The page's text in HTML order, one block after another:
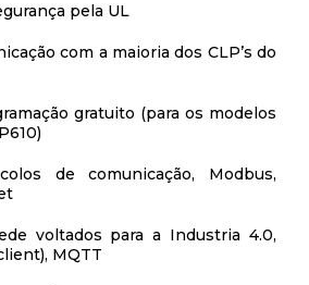
pela UL
com a maioria dos CLP’s do
gratuito (para os modelos
de comunicação, Modbus,
voltados para a Industria 4.0,
MQTT